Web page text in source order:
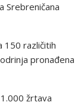
Srebreničana
150 različitih
pronađena
žrtava